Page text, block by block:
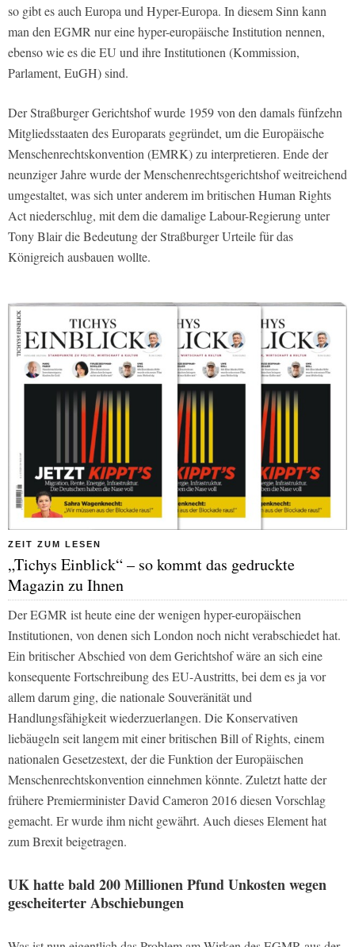
so gibt es auch Europa und Hyper-Europa. In diesem Sinn kann
man den EGMR nur eine hyper-europäische Institution nennen,
ebenso wie es die EU und ihre Institutionen (Kommission,
Parlament, EuGH) sind.
Der Straßburger Gerichtshof wurde 1959 von den damals fünfzehn
Mitgliedsstaaten des Europarats gegründet, um die Europäische
Menschenrechtskonvention (EMRK) zu interpretieren. Ende der
neunziger Jahre wurde der Menschenrechtsgerichtshof weitreichend
umgestaltet, was sich unter anderem im britischen Human Rights
Act niederschlug, mit dem die damalige Labour-Regierung unter
Tony Blair die Bedeutung der Straßburger Urteile für das
Königreich ausbauen wollte.
ZEIT ZUM LESEN
„Tichys Einblick“ – so kommt das gedruckte
Magazin zu Ihnen
Der EGMR ist heute eine der wenigen hyper-europäischen
Institutionen, von denen sich London noch nicht verabschiedet hat.
Ein britischer Abschied von dem Gerichtshof wäre an sich eine
konsequente Fortschreibung des EU-Austritts, bei dem es ja vor
allem darum ging, die nationale Souveränität und
Handlungsfähigkeit wiederzuerlangen. Die Konservativen
liebäugeln seit langem mit einer britischen Bill of Rights, einem
nationalen Gesetzestext, der die Funktion der Europäischen
Menschenrechtskonvention einnehmen könnte. Zuletzt hatte der
frühere Premierminister David Cameron 2016 diesen Vorschlag
gemacht. Er wurde ihm nicht gewährt. Auch dieses Element hat
zum Brexit beigetragen.
UK hatte bald 200 Millionen Pfund Unkosten wegen
gescheiterter Abschiebungen